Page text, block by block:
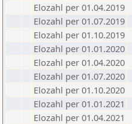
Elozahl per 01.04.2019
Elozahl per 01.07.2019
Elozahl per 01.10.2019
Elozahl per 01.01.2020
Elozahl per 01.04.2020
Elozahl per 01.07.2020
Elozahl per 01.10.2020
Elozahl per 01.01.2021
Elozahl per 01.04.2021